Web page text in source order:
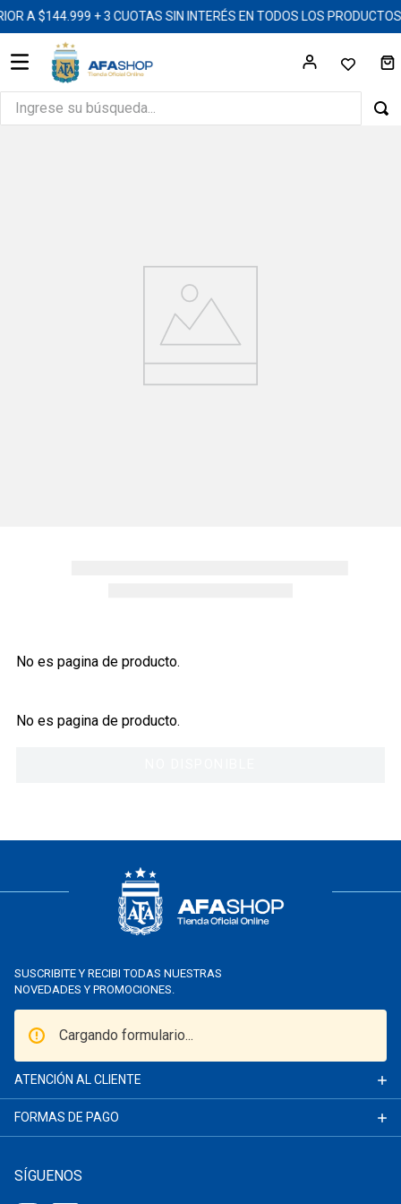
A $144.999 + 3 CUOTAS SIN INTERÉS EN TODOS LOS
No es pagina de producto.
No es pagina de producto.
SUSCRIBITE Y RECIBI TODAS NUESTRAS
NOVEDADES Y PROMOCIONES.
Cargando formulario...
ATENCIÓN AL CLIENTE
FORMAS DE PAGO
SÍGUENOS